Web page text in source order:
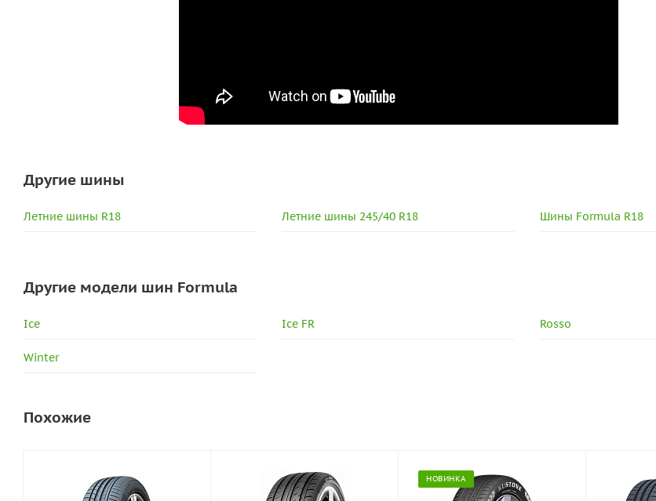
Другие шины
Летние шины R18 Летние шины 245/40 R18 Шины Formula R18
Другие модели шин Formula
Ice Ice FR Rosso
Winter
Похожие
НОВИНКА